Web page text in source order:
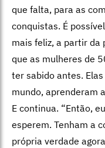
que falta, para as
conquistas. É
mais feliz, a partir da
que as mulheres de
ter sabido antes.
mundo, aprenderam
E continua. “Então,
esperem. Tenham a
própria verdade